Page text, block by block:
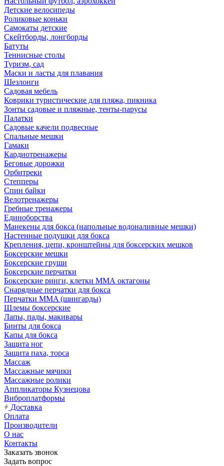
Детские велосипеды
Роликовые коньки
Самокаты детские
Скейтборды, лонгборды
Батуты
Теннисные столы
Туризм, сад
Маски и ласты для плавания
Шезлонги
Садовая мебель
Коврики туристические для пляжа, пикника
Зонты садовые и пляжные, тенты-парусы
Палатки
Садовые качели подвесные
Спальные мешки
Гамаки
Кардиотренажеры
Беговые дорожки
Орбитреки
Степперы
Спин байки
Велотренажеры
Гребные тренажеры
Единоборства
Манекены для бокса (напольные водоналивные мешки)
Настенные подушки для бокса
Крепления, цепи, кронштейны для боксерских мешков
Боксерские мешки
Боксерские груши
Боксерские перчатки
Боксерские ринги, клетки ММА октагоны
Снарядные перчатки для бокса
Перчатки MMA (шингарды)
Шлемы боксерские
Лапы, пады, макивары
Бинты для бокса
Капы для бокса
Защита ног
Защита паха, торса
Массаж
Массажные мячики
Массажные ролики
Аппликаторы Кузнецова
Виброплатформы
Доставка
Оплата
Производители
О нас
Контакты
Заказать звонок
Задать вопрос